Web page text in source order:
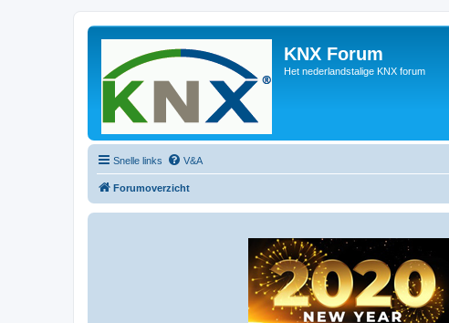
KNX Forum
Het nederlandstalige KNX forum
Snelle links V&A
Forumoverzicht